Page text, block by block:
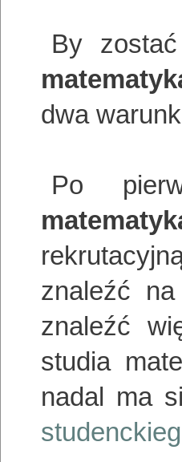
By
dwa
Po
znaleźć na
znaleźć
studia
nadal ma